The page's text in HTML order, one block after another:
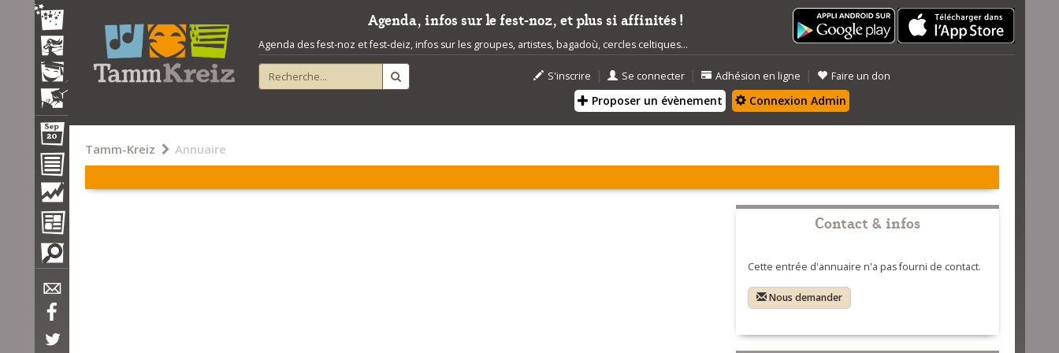
Agenda, infos sur le fest-noz, et plus si affinités !
Agenda des fest-noz et fest-deiz, infos sur les groupes, artistes, bagadoù, cercles celtiques...
S'inscrire | Se connecter | Adhésion en ligne | Faire un don
Proposer un évènement Connexion Admin
Tamm-Kreiz Annuaire
Contact & infos
Cette entrée d'annuaire n'a pas fourni de contact.
Nous demander